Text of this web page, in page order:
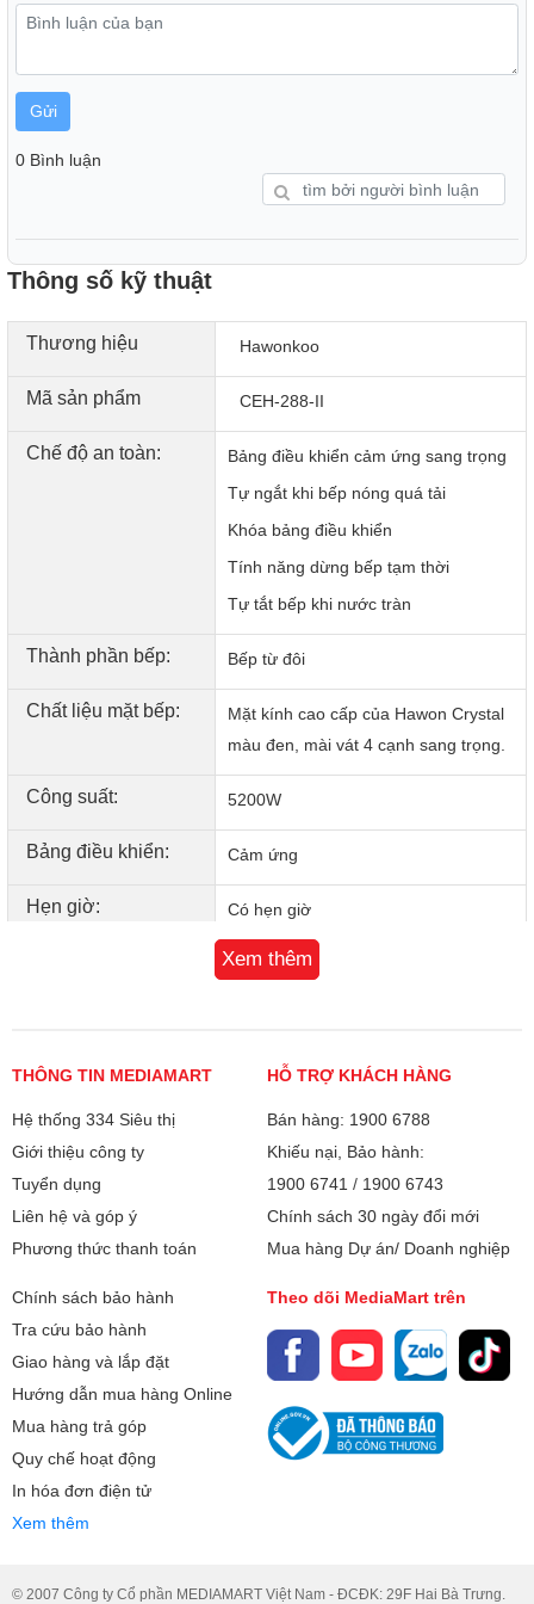
Điều khiển cảm ứng Slider Control tiện lợi
(Slider Control)
, dễ dàng tăng giảm công suất mượt mà chỉ
10 mức công suất
(9 mức thông thường và 1 mức nấu
Điểm nổi bật của CEH-288-II là2 quạt độc lập cho 2 vùng
bếp riêng biệt
, đảm bảo tản nhiệt hiệu quả, giúp bếp hoạt
Tính năng an toàn thông minh
Bếp từ đôi Hawonkoo CEH-288-II được tích hợp nhiều
Tự động tắt sau 1 phút
Cảnh báo khi không đặt nồihoặc sử dụng sai chất
Những tính năng này giúp quá trình nấu nướng an
toàn, tránh lãng phí điện năng và kéo dài tuổi thọ thiết
bị.
Gửi
0 Bình luận
Thông số kỹ thuật
Thương hiệu Hawonkoo
Mã sản phẩm CEH-288-II
Chế độ an toàn:
Bảng điều khiển cảm ứng sang trọng
Tự ngắt khi bếp nóng quá tải
Khóa bảng điều khiển
Tính năng dừng bếp tạm thời
Tự tắt bếp khi nước tràn
Thành phần bếp: Bếp từ đôi
Chất liệu mặt bếp:
Mặt kính cao cấp của Hawon Crystal
màu đen, mài vát 4 cạnh sang trọng.
Công suất: 5200W
Bảng điều khiển: Cảm ứng
Hẹn giờ: Có hẹn giờ
8 mức công suất
Khóa an toàn trẻ em
Chức năng Booster làm nóng nhanh
Tự động nhận diện kích thước nồi,
Hẹn giờ 180 phút
2 Quạt gió sử dụng động cơ DC vận
giảm nhiệt, chống trào
Tính năng chống trào
Tự động ngắt bếp khi để quên khi dun
Xem thêm
THÔNG TIN MEDIAMART
Hệ thống 334 Siêu thị
Giới thiệu công ty
Tuyển dụng
Liên hệ và góp ý
Phương thức thanh toán
HỖ TRỢ KHÁCH HÀNG
Bán hàng: 1900 6788
Khiếu nại, Bảo hành:
1900 6741 / 1900 6743
Chính sách 30 ngày đổi mới
Mua hàng Dự án/ Doanh nghiệp
Chính sách bảo hành
Tra cứu bảo hành
Giao hàng và lắp đặt
Hướng dẫn mua hàng Online
Mua hàng trả góp
Quy chế hoạt động
In hóa đơn điện tử
Xem thêm
Theo dõi MediaMart trên
© 2007 Công ty Cổ phần MEDIAMART Việt Nam - ĐCĐK: 29F Hai Bà Trưng.